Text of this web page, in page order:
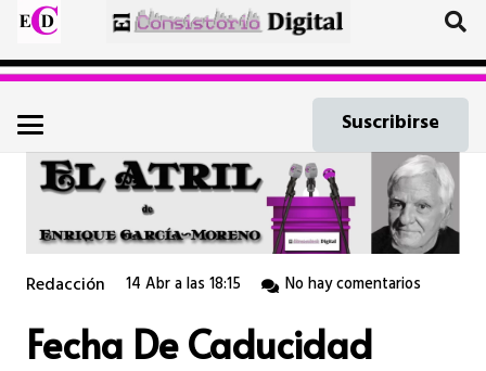
Suscribirse
Redacción 14 Abr a las 18:15 No hay comentarios
Fecha De Caducidad